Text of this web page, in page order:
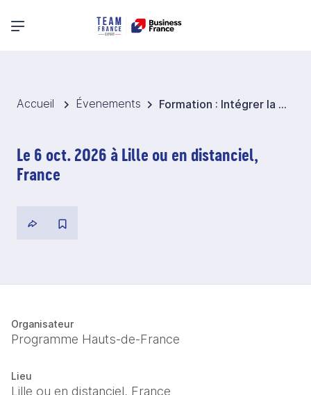
Menu principal
Accueil Évenements Formation : Intégrer la dimension interculturelle à vos échanges avec l'international
Le 6 oct. 2026 à Lille ou en distanciel,
France
Organisateur
Programme Hauts-de-France
Lieu
Lille ou en distanciel, France